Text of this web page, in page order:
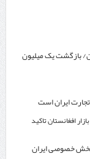
بازگشت یک میلیون
ایران است
افغانستان تاکید
خصوصی ایران